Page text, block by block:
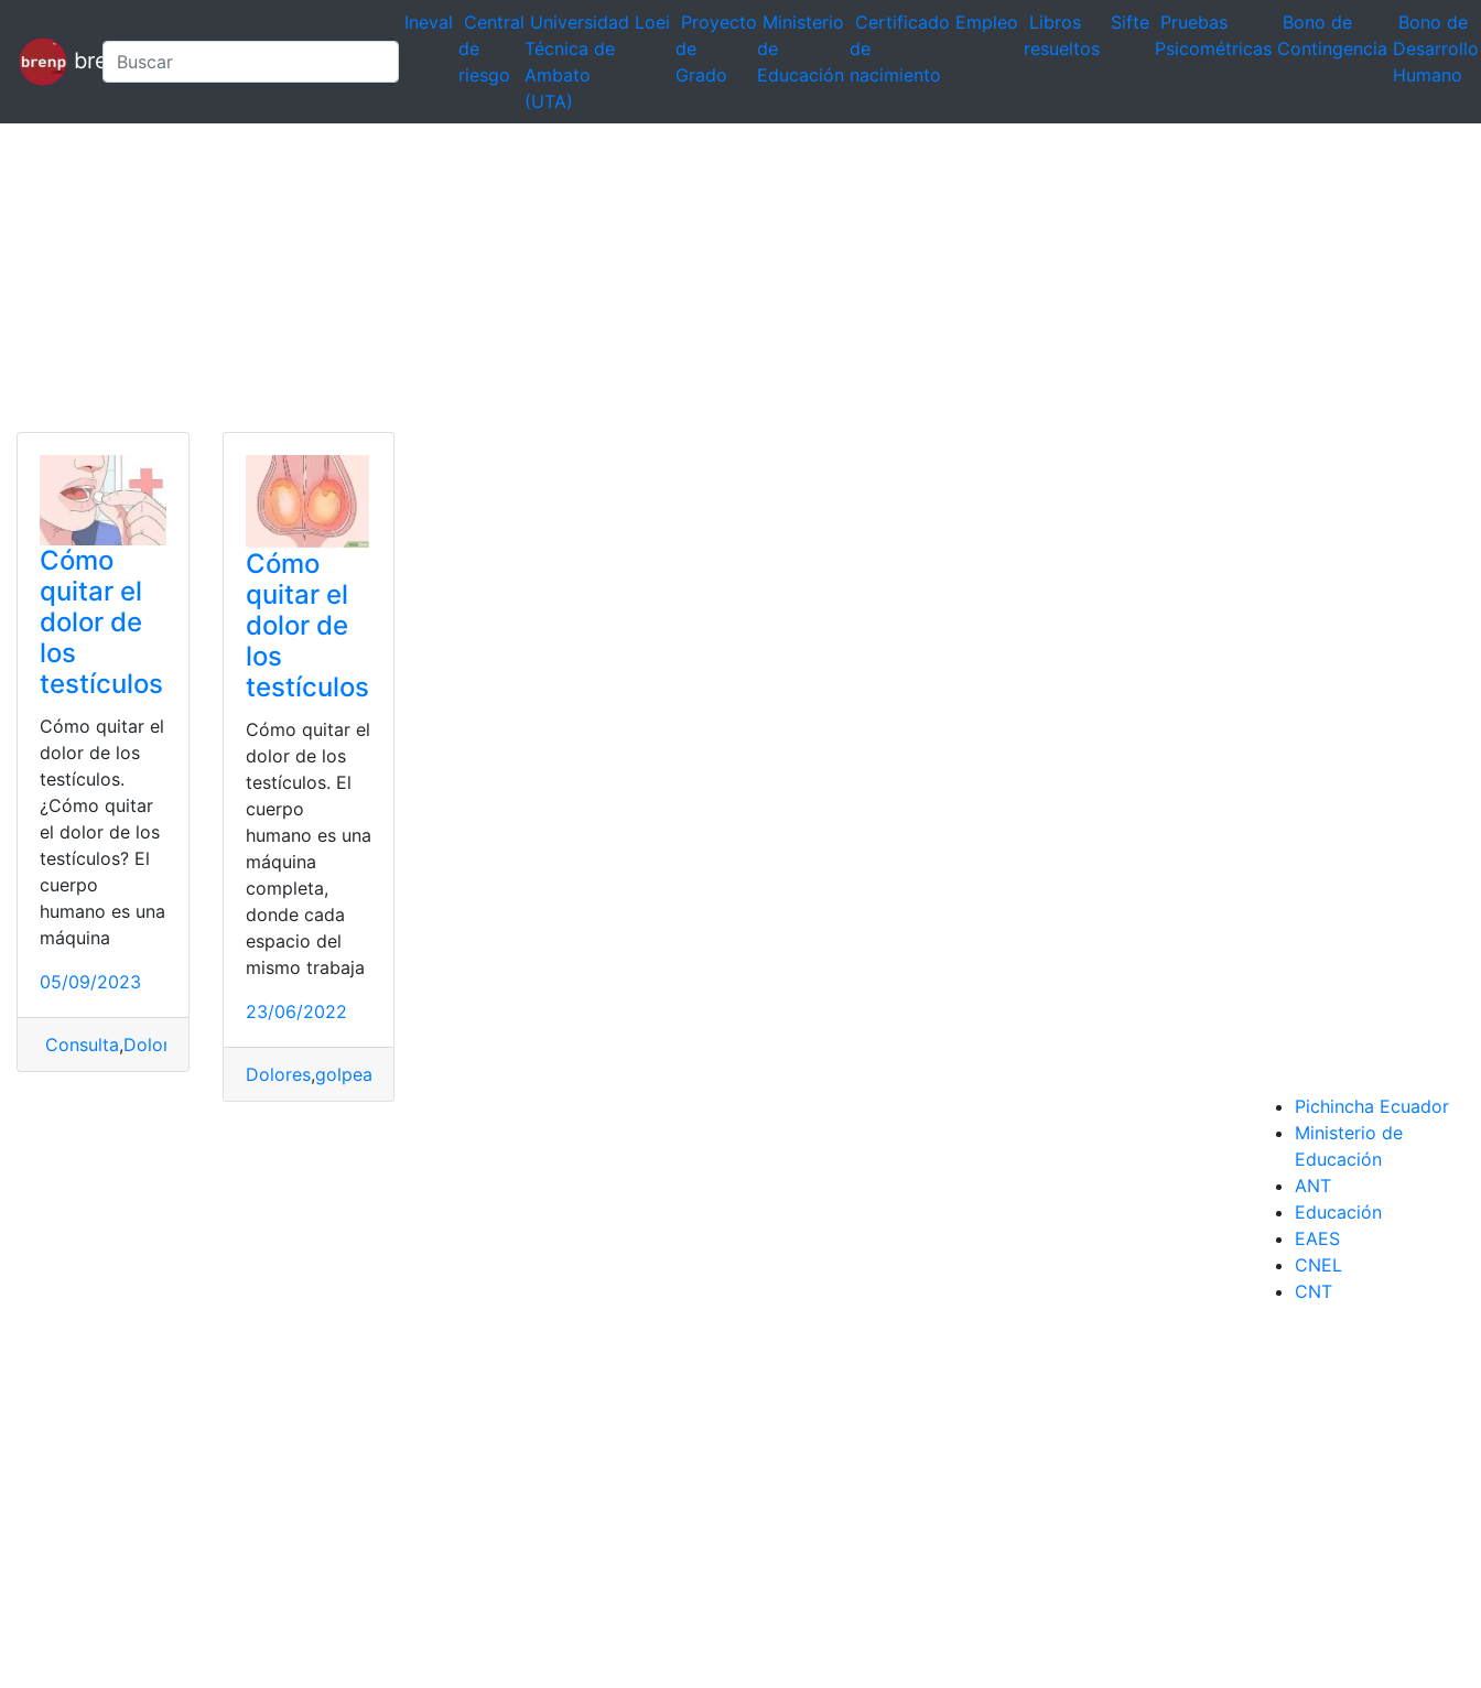
brenp
Ineval Central
de
riesgo
Universidad
Técnica de
Ambato
(UTA)
Loei Proyecto
de
Grado
Ministerio
de
Educación
Certificado
de
nacimiento
Empleo Libros
resueltos
Sifte Pruebas
Psicométricas
Bono de
Contingencia
Bono de
Desarrollo
Humano
Cómo
quitar el
dolor de
los
testículos
Cómo quitar el
dolor de los
testículos.
¿Cómo quitar
el dolor de los
testículos? El
cuerpo
humano es una
máquina
05/09/2023
Consulta,Dolor Quitar,testículos
Cómo
quitar el
dolor de
los
testículos
Cómo quitar el
dolor de los
testículos. El
cuerpo
humano es una
máquina
completa,
donde cada
espacio del
mismo trabaja
23/06/2022
Dolores,golpeado
Pichincha Ecuador
Ministerio de
Educación
ANT
Educación
EAES
CNEL
CNT